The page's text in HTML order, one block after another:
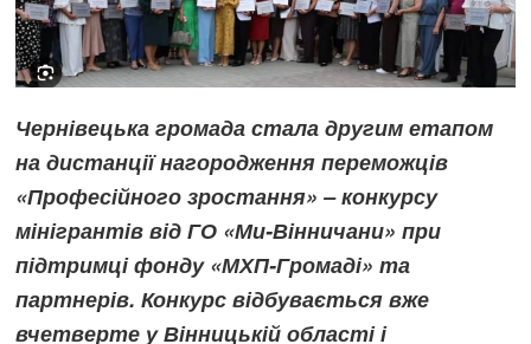
Чернівецька громада стала другим етапом
на дистанції нагородження переможців
«Професійного зростання» – конкурсу
мінігрантів від ГО «Ми-Вінничани» при
підтримці фонду «МХП-Громаді» та
партнерів. Конкурс відбувається вже
вчетверте у Вінницькій області і